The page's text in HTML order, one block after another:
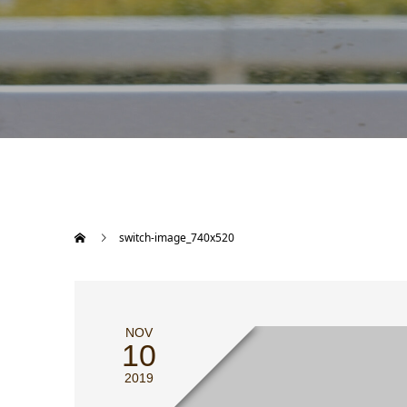
switch-image_740x520
NOV
10
2019